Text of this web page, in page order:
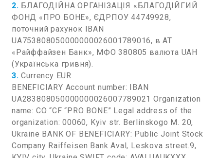
2. БЛАГОДІЙНА ОРГАНІЗАЦІЯ «БЛАГОДІЙГИЙ
ФОНД «ПРО БОНЕ», ЄДРПОУ 44749928,
поточний рахунок IBAN
UA753808050000000026001789016, в АТ
«Райффайзен Банк», МФО 380805 валюта UAH
(Українська гривня).
3.Currency EUR
BENEFICIARY Account number: IBAN
UA283808050000000026007789021 Organization
name: CO “CF “PRO BONE” Legal address of the
organization: 00060, Kyiv str. Berlinskogo M. 20,
Ukraine BANK OF BENEFICIARY: Public Joint Stock
Company Raiffeisen Bank Aval, Leskova street.9,